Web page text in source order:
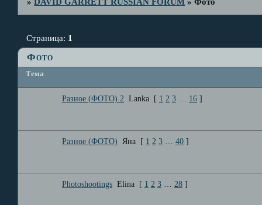
Фото
Страница: 1
Тема
Разное (ФОТО) 2 Lanka [ 1 2 3 … 16 ]
Разное (ФОТО) Яна [ 1 2 3 … 40 ]
Photoshootings Elina [ 1 2 3 … 28 ]